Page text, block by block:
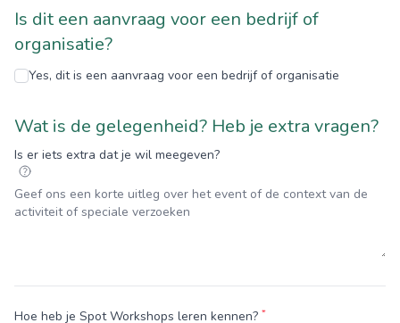
Is dit een aanvraag voor een bedrijf of
organisatie?
Yes, dit is een aanvraag voor een bedrijf of organisatie
Wat is de gelegenheid? Heb je extra vragen?
Is er iets extra dat je wil meegeven?
Hoe heb je Spot Workshops leren kennen? *